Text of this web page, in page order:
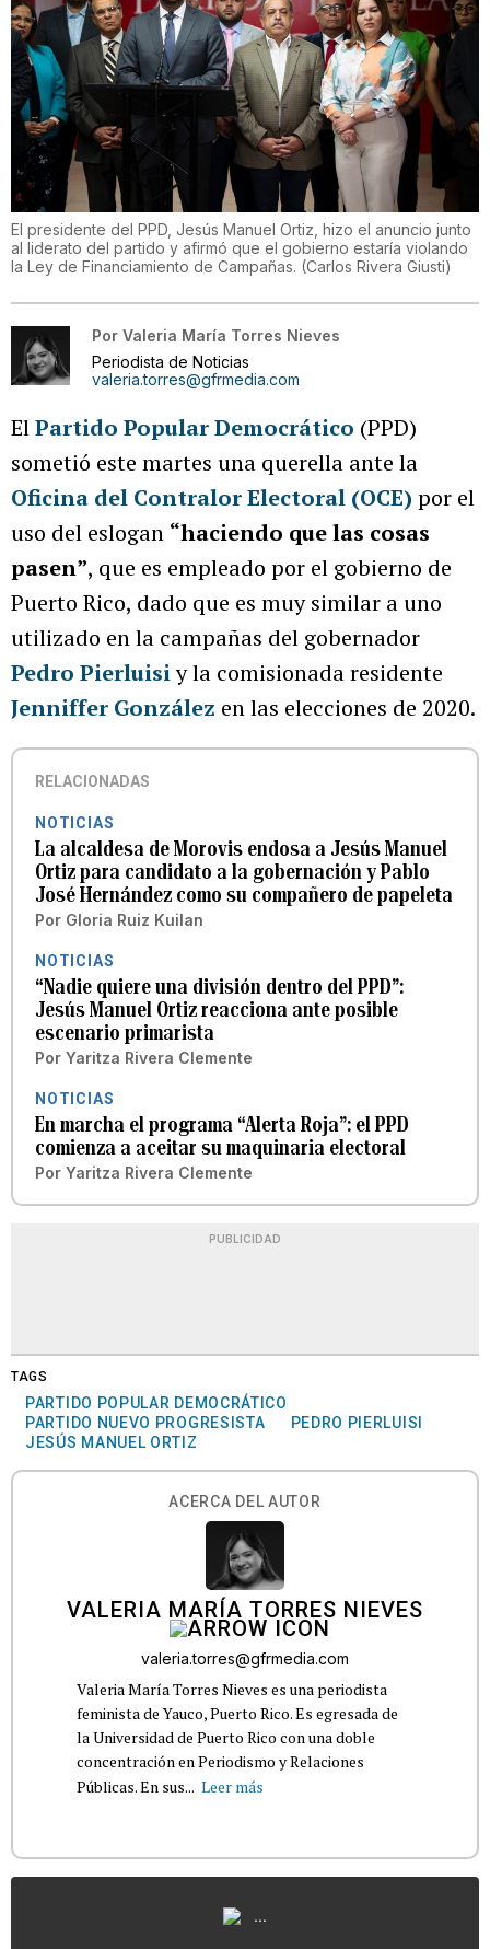
El presidente del PPD, Jesús Manuel Ortiz, hizo el anuncio junto
al liderato del partido y afirmó que el gobierno estaría violando
la Ley de Financiamiento de Campañas. (Carlos Rivera Giusti)
Por Valeria María Torres Nieves
Periodista de Noticias
valeria.torres@gfrmedia.com
ElPartido Popular Democrático (PPD)
sometió este martes una querella ante la
Oficina del Contralor Electoral (OCE) por el
uso del eslogan “haciendo que las cosas
pasen”, que es empleado por el gobierno de
Puerto Rico, dado que es muy similar a uno
utilizado en la campañas del gobernador
Pedro Pierluisiy la comisionada residente
Jenniffer González en las elecciones de 2020.
RELACIONADAS
NOTICIAS
La alcaldesa de Morovis endosa a Jesús Manuel
Ortiz para candidato a la gobernación y Pablo
José Hernández como su compañero de papeleta
Por Gloria Ruiz Kuilan
NOTICIAS
“Nadie quiere una división dentro del PPD”:
Jesús Manuel Ortiz reacciona ante posible
escenario primarista
Por Yaritza Rivera Clemente
NOTICIAS
En marcha el programa “Alerta Roja”: el PPD
comienza a aceitar su maquinaria electoral
Por Yaritza Rivera Clemente
PUBLICIDAD
TAGS
PARTIDO POPULAR DEMOCRÁTICO
PARTIDO NUEVO PROGRESISTA
PEDRO PIERLUISI
JESÚS MANUEL ORTIZ
ACERCA DEL AUTOR
VALERIA MARÍA TORRES NIEVES
valeria.torres@gfrmedia.com
Valeria María Torres Nieves es una periodista
feminista de Yauco, Puerto Rico. Es egresada de
la Universidad de Puerto Rico con una doble
concentración en Periodismo y Relaciones
Públicas. En sus... Leer más
...